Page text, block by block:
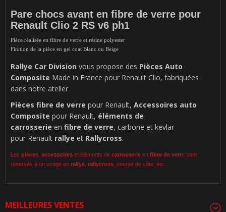
Pare chocs avant en fibre de verre pour
Renault Clio 2 RS v6 ph1
Pièce réalisée en fibre de verre et résine polyester
Finition de la pièce en gel coat Blanc ou Beige
Rallye Car Division vous propose des Pièces Auto
Composite Made in France pour Renault Clio, fabriquées
dans notre atelier
Pièces fibre de verre pour Renault, Accessoires auto
Composite pour Renault, éléments de
carrosserie en fibre de verre, carbone et kevlar
pour Renault rallye et Rallycross.
Les pièces accessoires et éléments de carrosserie en fibre de verre sont
réservés à un usage en rallye rallycross , course de côte, etc...
MEILLEURES VENTES